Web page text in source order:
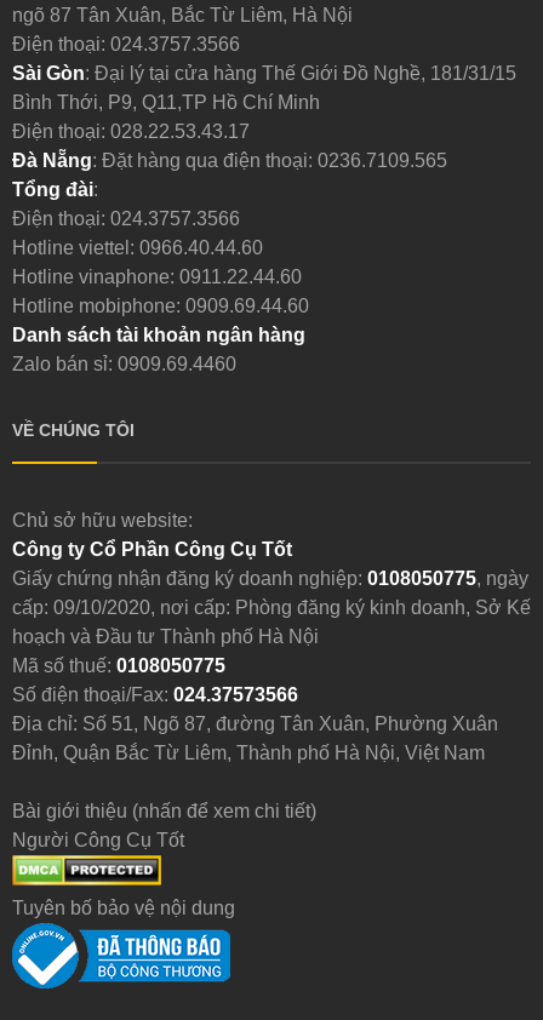
ngõ 87 Tân Xuân, Bắc Từ Liêm, Hà Nội
Điện thoại: 024.3757.3566
Sài Gòn: Đại lý tại cửa hàng Thế Giới Đồ Nghề, 181/31/15
Bình Thới, P9, Q11,TP Hồ Chí Minh
Điện thoại: 028.22.53.43.17
Đà Nẵng: Đặt hàng qua điện thoại: 0236.7109.565
Tổng đài:
Điện thoại: 024.3757.3566
Hotline viettel: 0966.40.44.60
Hotline vinaphone: 0911.22.44.60
Hotline mobiphone: 0909.69.44.60
Danh sách tài khoản ngân hàng
Zalo bán sỉ: 0909.69.4460
VỀ CHÚNG TÔI
Chủ sở hữu website:
Công ty Cổ Phần Công Cụ Tốt
Giấy chứng nhận đăng ký doanh nghiệp: 0108050775, ngày
cấp: 09/10/2020, nơi cấp: Phòng đăng ký kinh doanh, Sở Kế
hoạch và Đầu tư Thành phố Hà Nội
Mã số thuế: 0108050775
Số điện thoại/Fax: 024.37573566
Địa chỉ: Số 51, Ngõ 87, đường Tân Xuân, Phường Xuân
Đỉnh, Quận Bắc Từ Liêm, Thành phố Hà Nội, Việt Nam
Bài giới thiệu (nhấn để xem chi tiết)
Người Công Cụ Tốt
Tuyên bố bảo vệ nội dung